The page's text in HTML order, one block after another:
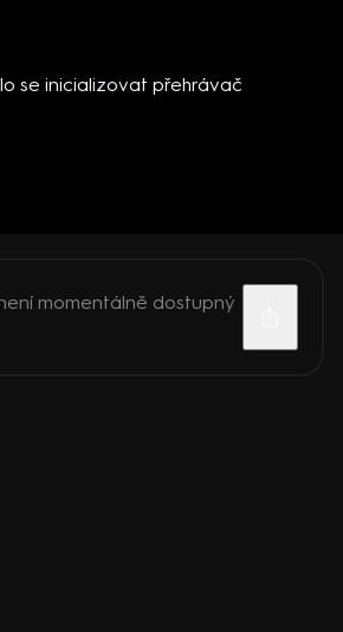
se inicializovat přehrávač
momentálně dostupný